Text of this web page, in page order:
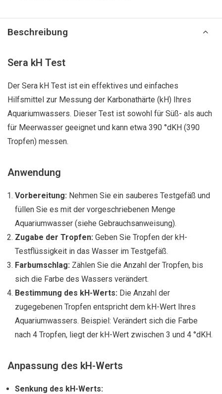
Beschreibung
Sera kH Test
Der Sera kH Test ist ein effektives und einfaches
Hilfsmittel zur Messung der Karbonathärte (kH) Ihres
Aquariumwassers. Dieser Test ist sowohl für Süß- als auch
für Meerwasser geeignet und kann etwa 390 °dKH (390
Tropfen) messen.
Anwendung
Vorbereitung: Nehmen Sie ein sauberes Testgefäß und
füllen Sie es mit der vorgeschriebenen Menge
Aquariumwasser (siehe Gebrauchsanweisung).
Zugabe der Tropfen: Geben Sie Tropfen der kH-
Testflüssigkeit in das Wasser im Testgefäß.
Farbumschlag: Zählen Sie die Anzahl der Tropfen, bis
sich die Farbe des Wassers verändert.
Bestimmung des kH-Werts: Die Anzahl der
zugegebenen Tropfen entspricht dem kH-Wert Ihres
Aquariumwassers. Beispiel: Verändert sich die Farbe
nach 4 Tropfen, liegt der kH-Wert zwischen 3 und 4 °dKH.
Anpassung des kH-Werts
Senkung des kH-Werts: